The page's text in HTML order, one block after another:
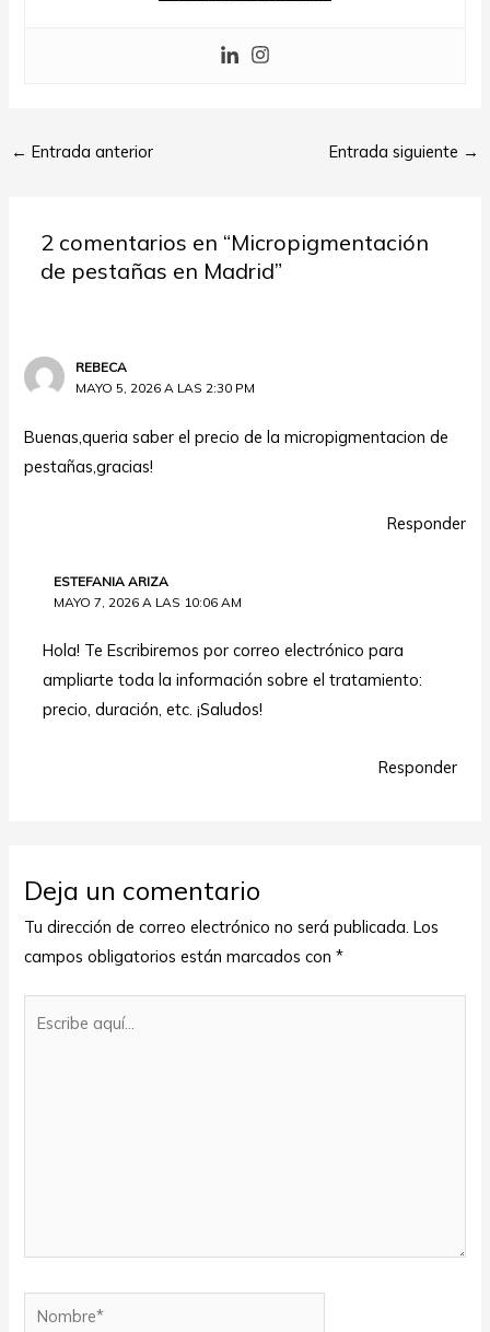
← Entrada anterior Entrada siguiente →
2 comentarios en “Micropigmentación
de pestañas en Madrid”
REBECA
MAYO 5, 2026 A LAS 2:30 PM
Buenas,queria saber el precio de la micropigmentacion de
pestañas,gracias!
Responder
ESTEFANIA ARIZA
MAYO 7, 2026 A LAS 10:06 AM
Hola! Te Escribiremos por correo electrónico para
ampliarte toda la información sobre el tratamiento:
precio, duración, etc. ¡Saludos!
Responder
Deja un comentario
Tu dirección de correo electrónico no será publicada. Los
campos obligatorios están marcados con*
Nombre*